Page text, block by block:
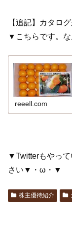
【追記】カタロ
▼こちらです。
reeell.com
▼Twitterもやっ
さい▼・ω・▼
株主優待紹介